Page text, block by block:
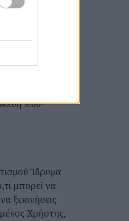
και έχει
9.00-
Ίδρυμα
μπορεί να
ξεκινήσεις
Χρήστης,